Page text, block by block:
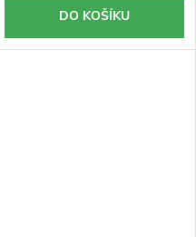
DO KOŠÍKU